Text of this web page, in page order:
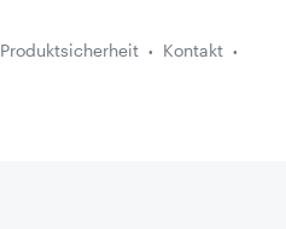
Produktsicherheit
Kontakt